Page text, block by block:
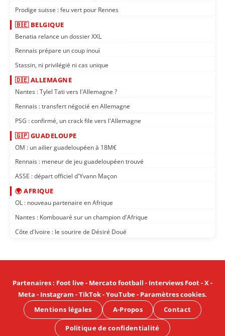
Prodige suisse : feu vert pour Rennes
🇧🇪 BELGIQUE
Benatia relance un dossier XXL
Rennais prépare un coup inouï
Stassin, ni privilégié ni cas unique
🇩🇪 ALLEMAGNE
Nantes : Tylel Tati vers l'Allemagne ?
Rennais : transfert négocié en Allemagne
PSG : confirmé, un crack file vers l'Allemagne
🇬🇵 GUADELOUPE
OM : un ailier guadeloupéen à 18M€
Rennais : meneur de jeu guadeloupéen trouvé
ASSE : départ officiel d'Yvann Maçon
🌍 AFRIQUE
OL : nouveau partenaire en Afrique
Nantes : Kombouaré sur un champion d'Afrique
Côte d'Ivoire : le sourire de Désiré Doué
Partenaires: Foot live- Mercato football - Interviews Foot-X-
Meta - Instagram -TikTok-YouTube- Paramètres cookies.
Mentions légales
A-Propos Contact
Politique de confidentialité